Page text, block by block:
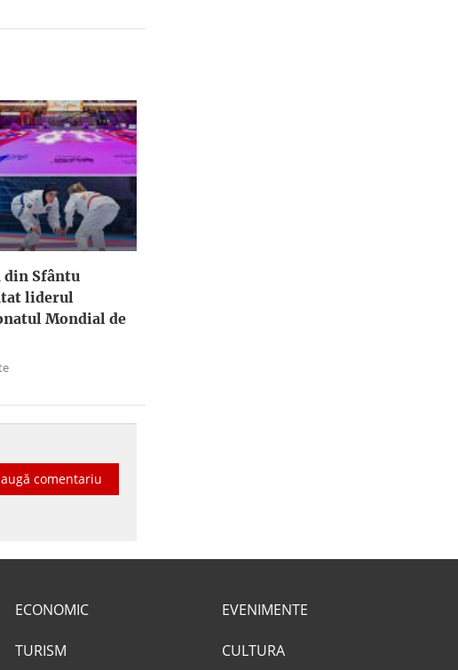
din Sfântu
liderul
Mondial de
comentariu
ECONOMIC
TURISM
EVENIMENTE
CULTURA